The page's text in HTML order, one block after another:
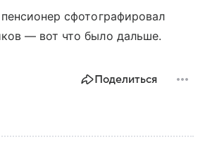
сфотографировал
— вот что было дальше.
Поделиться